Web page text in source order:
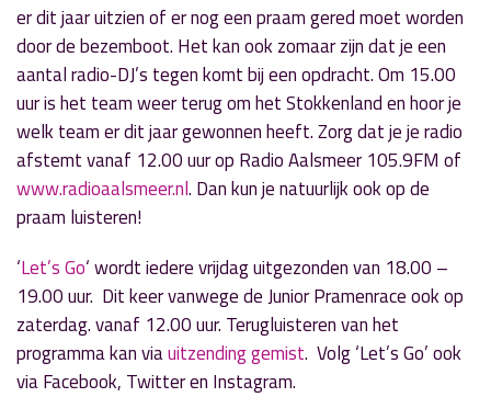
11 juni 2018
er dit jaar uitzien of er nog een praam gered moet worden
door de bezemboot. Het kan ook zomaar zijn dat je een
aantal radio-DJ’s tegen komt bij een opdracht. Om 15.00
uur is het team weer terug om het Stokkenland en hoor je
welk team er dit jaar gewonnen heeft. Zorg dat je je radio
afstemt vanaf 12.00 uur op Radio Aalsmeer 105.9FM of
www.radioaalsmeer.nl. Dan kun je natuurlijk ook op de
praam luisteren!
‘Let’s Go‘ wordt iedere vrijdag uitgezonden van 18.00 –
19.00 uur. Dit keer vanwege de Junior Pramenrace ook op
zaterdag. vanaf 12.00 uur. Terugluisteren van het
programma kan viauitzending gemist. Volg ‘Let’s Go’ ook
via Facebook, Twitter en Instagram.